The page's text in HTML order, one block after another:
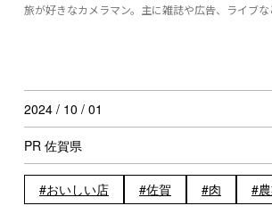
旅が好きなカメラマン。主に雑誌や広告、ライブな
2024 / 10 / 01
PR 佐賀県
おいしい店 佐賀 肉